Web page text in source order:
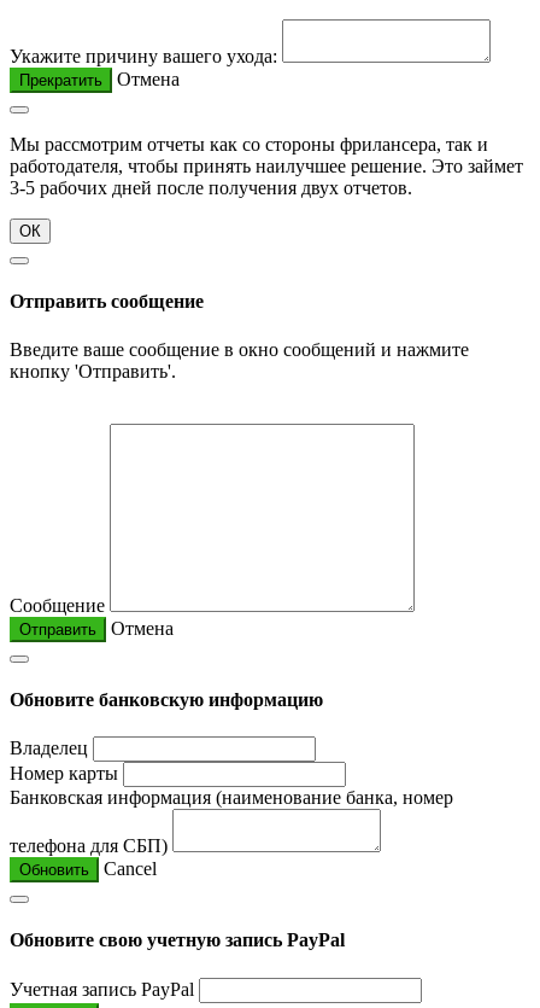
Укажите причину вашего ухода:
Прекратить Отмена
Мы рассмотрим отчеты как со стороны фрилансера, так и
работодателя, чтобы принять наилучшее решение. Это займет
3-5 рабочих дней после получения двух отчетов.
ОК
Отправить сообщение
Введите ваше сообщение в окно сообщений и нажмите
кнопку 'Отправить'.
Сообщение
Отправить Отмена
Обновите банковскую информацию
Владелец
Номер карты
Банковская информация (наименование банка, номер
телефона для СБП)
Обновить Cancel
Обновите свою учетную запись PayPal
Учетная запись PayPal